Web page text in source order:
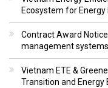
Ecosystem for
Contract Award
management
Vietnam ETE &
Transition and Energy